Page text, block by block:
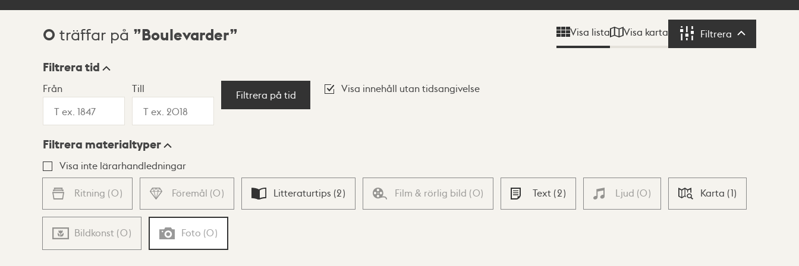
Sökresultat
0 träffar på Boulevarder Visa lista Visa karta Filtrera Filtrera
Visningsläge
Lista Karta
Filtrera tid
Från Till
Filtrera på tid
Visa innehåll utan tidsangivelse
Filtrera materialtyper
Visa inte lärarhandledningar
Ritning (0) Föremål (0) Litteraturtips (2) Film & rörlig bild (0) Text (2) Ljud (0) Karta (1)
Bildkonst (0) Foto (0)